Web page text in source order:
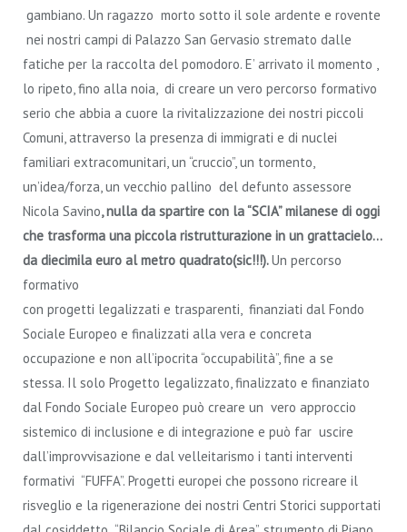
gambiano. Un ragazzo morto sotto il sole ardente e rovente
nei nostri campi di Palazzo San Gervasio stremato dalle
fatiche per la raccolta del pomodoro. E’ arrivato il momento ,
lo ripeto, fino alla noia, di creare un vero percorso formativo
serio che abbia a cuore la rivitalizzazione dei nostri piccoli
Comuni, attraverso la presenza di immigrati e di nuclei
familiari extracomunitari, un “cruccio”, un tormento,
un’idea/forza, un vecchio pallino del defunto assessore
Nicola Savino, nulla da spartire con la “SCIA” milanese di oggi
che trasforma una piccola ristrutturazione in un grattacielo…
da diecimila euro al metro quadrato(sic!!!).Un percorso
formativo
con progetti legalizzati e trasparenti, finanziati dal Fondo
Sociale Europeo e finalizzati alla vera e concreta
occupazione e non all’ipocrita “occupabilità”, fine a se
stessa. Il solo Progetto legalizzato, finalizzato e finanziato
dal Fondo Sociale Europeo può creare un vero approccio
sistemico di inclusione e di integrazione e può far uscire
dall’improvvisazione e dal velleitarismo i tanti interventi
formativi “FUFFA”. Progetti europei che possono ricreare il
risveglio e la rigenerazione dei nostri Centri Storici supportati